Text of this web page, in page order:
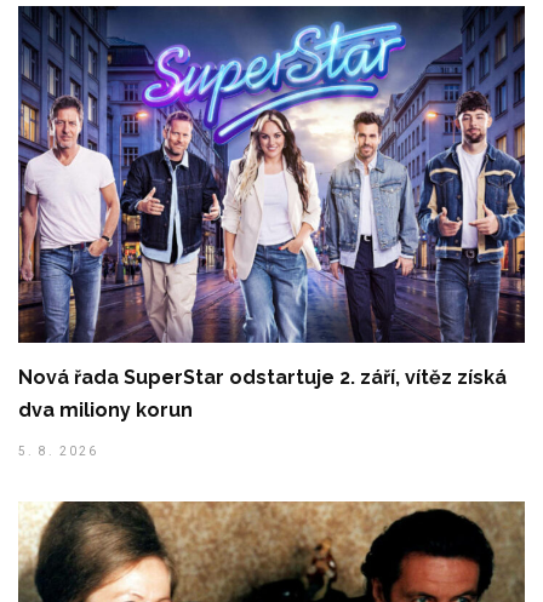
Nová řada SuperStar odstartuje 2. září, vítěz získá
dva miliony korun
5. 8. 2026